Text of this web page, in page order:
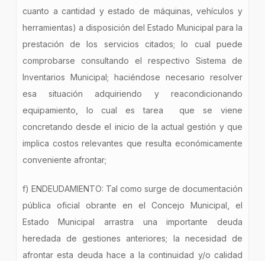
cuanto a cantidad y estado de máquinas, vehículos y
herramientas) a disposición del Estado Municipal para la
prestación de los servicios citados; lo cual puede
comprobarse consultando el respectivo Sistema de
Inventarios Municipal; haciéndose necesario resolver
esa situación adquiriendo y reacondicionando
equipamiento, lo cual es tarea que se viene
concretando desde el inicio de la actual gestión y que
implica costos relevantes que resulta económicamente
conveniente afrontar;
f) ENDEUDAMIENTO: Tal como surge de documentación
pública oficial obrante en el Concejo Municipal, el
Estado Municipal arrastra una importante deuda
heredada de gestiones anteriores; la necesidad de
afrontar esta deuda hace a la continuidad y/o calidad